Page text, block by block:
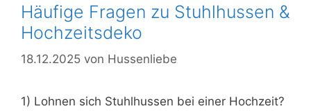
Häufige Fragen zu Stuhlhussen &
Hochzeitsdeko
18.12.2025 von Hussenliebe
1) Lohnen sich Stuhlhussen bei einer Hochzeit?